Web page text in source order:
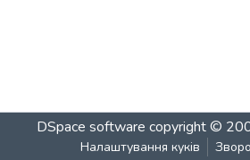
DSpace software copyright ©
Налаштування куків